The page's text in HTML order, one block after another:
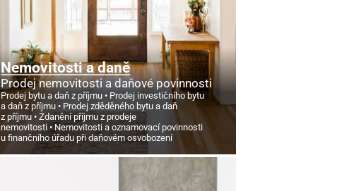
Nemovitosti a daně
Prodej nemovitosti a daňové povinnosti
Prodej bytu a daň z příjmu
Prodej investičního bytu
a daň z příjmu
Prodej zděděného bytu a daň
z příjmu
Zdanění příjmu z prodeje
nemovitosti
Nemovitosti a oznamovací povinnosti
u finančního úřadu při daňovém osvobození